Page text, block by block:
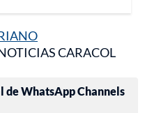
CARACOL
de WhatsApp Channels